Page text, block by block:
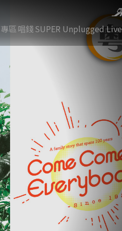
區唱錢SUPER Unplugged Live